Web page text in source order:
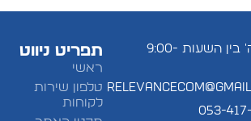
ימים א'-ה' בין השעות 9:00-
053-
תפריט ניווט
ראשי
טלפון שירות
לקוחות